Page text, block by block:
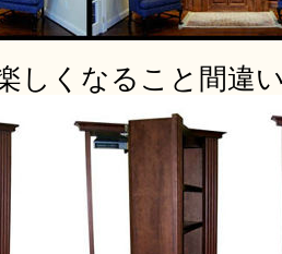
しくなること間違